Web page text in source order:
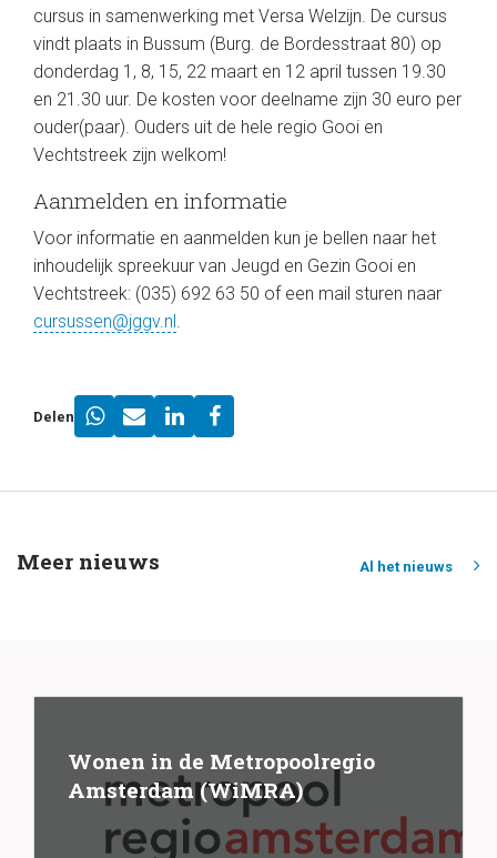
cursus in samenwerking met Versa Welzijn. De cursus
vindt plaats in Bussum (Burg. de Bordesstraat 80) op
donderdag 1, 8, 15, 22 maart en 12 april tussen 19.30
en 21.30 uur. De kosten voor deelname zijn 30 euro per
ouder(paar). Ouders uit de hele regio Gooi en
Vechtstreek zijn welkom!
Aanmelden en informatie
Voor informatie en aanmelden kun je bellen naar het
inhoudelijk spreekuur van Jeugd en Gezin Gooi en
Vechtstreek: (035) 692 63 50 of een mail sturen naar
cursussen@jggv.nl.
Delen
Meer nieuws Al het nieuws
Wonen in de Metropoolregio
Amsterdam (WiMRA)